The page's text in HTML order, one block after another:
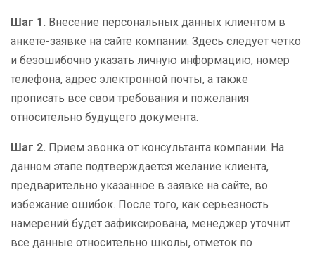
Шаг 1. Внесение персональных данных клиентом в
анкете-заявке на сайте компании. Здесь следует четко
и безошибочно указать личную информацию, номер
телефона, адрес электронной почты, а также
прописать все свои требования и пожелания
относительно будущего документа.
Шаг 2. Прием звонка от консультанта компании. На
данном этапе подтверждается желание клиента,
предварительно указанное в заявке на сайте, во
избежание ошибок. После того, как серьезность
намерений будет зафиксирована, менеджер уточнит
все данные относительно школы, отметок по